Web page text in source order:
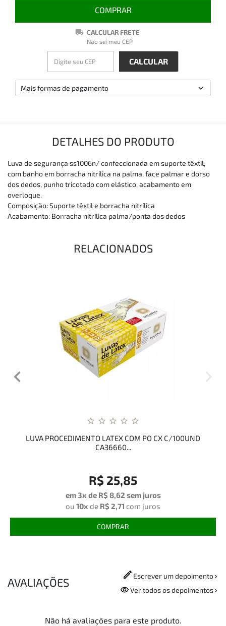
COMPRAR
CALCULAR FRETE
Não sei meu CEP
Mais formas de pagamento
DETALHES DO PRODUTO
Luva de segurança ss1006n/ confeccionada em suporte têxtil,
com banho em borracha nitrílica na palma, face palmar e dorso
dos dedos, punho tricotado com elástico, acabamento em
overloque.
Composição: Suporte têxtil e borracha nitrílica
Acabamento: Borracha nitrílica palma/ponta dos dedos
RELACIONADOS
LUVA PROCEDIMENTO LATEX COM PO CX C/100UND
CA36660...
R$ 25,85
em 3x de R$ 8,62 sem juros
ou 10x de R$ 2,71 com juros
COMPRAR
AVALIAÇÕES
Escrever um depoimento
Ver todos os depoimentos
Não há avaliações para este produto.